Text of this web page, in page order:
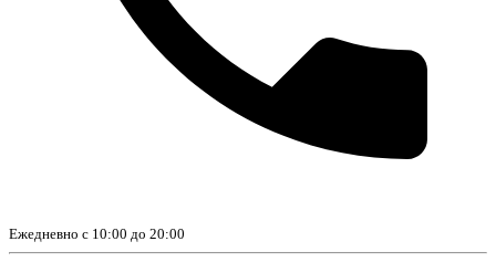
Ежедневно с 10:00 до 20:00